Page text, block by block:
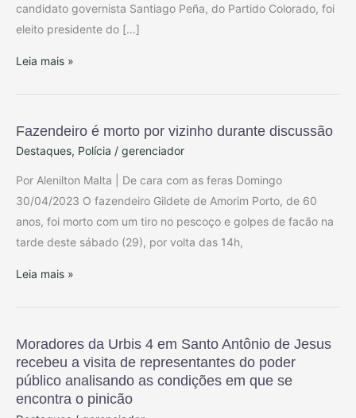
candidato governista Santiago Peña, do Partido Colorado, foi
eleito presidente do […]
Leia mais »
Fazendeiro é morto por vizinho durante discussão
Destaques, Polícia / gerenciador
Por Alenilton Malta | De cara com as feras Domingo
30/04/2023 O fazendeiro Gildete de Amorim Porto, de 60
anos, foi morto com um tiro no pescoço e golpes de facão na
tarde deste sábado (29), por volta das 14h,
Fazendeiro
é
por
vizinho
Leia mais »
Moradores da Urbis 4 em Santo Antônio de Jesus
recebeu a visita de representantes do poder
público analisando as condições em que se
encontra o pinicão
Moradores
da
Urbis
4